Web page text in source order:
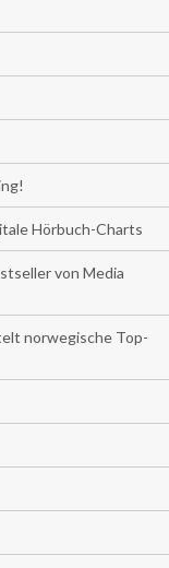
Hörbuch-Charts
von Media
norwegische Top-